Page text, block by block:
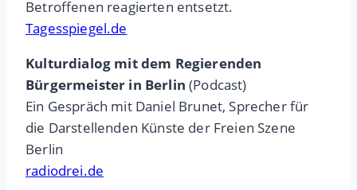
Betroffenen reagierten entsetzt.
Tagesspiegel.de
Kulturdialog mit dem Regierenden
Bürgermeister in Berlin (Podcast)
Ein Gespräch mit Daniel Brunet, Sprecher für
die Darstellenden Künste der Freien Szene
Berlin
radiodrei.de